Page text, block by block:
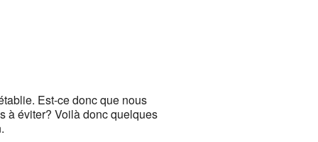
Est-ce donc que nous
à éviter? Voilà donc quelques